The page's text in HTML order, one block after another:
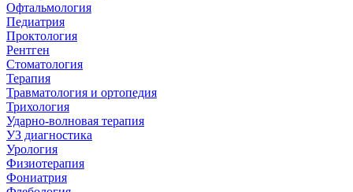
Офтальмология
Педиатрия
Проктология
Рентген
Стоматология
Терапия
Травматология и ортопедия
Трихология
Ударно-волновая терапия
УЗ диагностика
Урология
Физиотерапия
Фониатрия